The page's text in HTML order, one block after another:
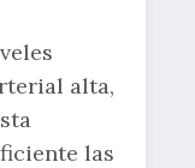
alta,
las